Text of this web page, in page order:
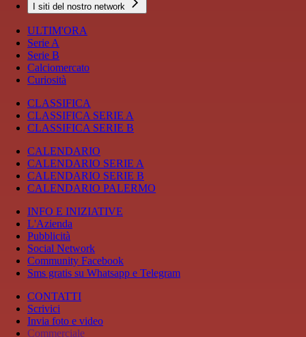
I siti del nostro network
ULTIM'ORA
Serie A
Serie B
Calciomercato
Curiosità
CLASSIFICA
CLASSIFICA SERIE A
CLASSIFICA SERIE B
CALENDARIO
CALENDARIO SERIE A
CALENDARIO SERIE B
CALENDARIO PALERMO
INFO E INIZIATIVE
L'Azienda
Pubblicità
Social Network
Community Facebook
Sms gratis su Whatsapp e Telegram
CONTATTI
Scrivici
Invia foto e video
Commerciale